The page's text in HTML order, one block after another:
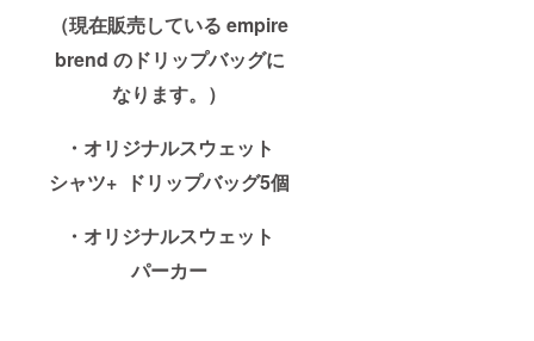
（現在販売している empire
brend のドリップバッグに
なります。）
・オリジナルスウェット
シャツ+ ドリップバッグ5個
・オリジナルスウェット
パーカー